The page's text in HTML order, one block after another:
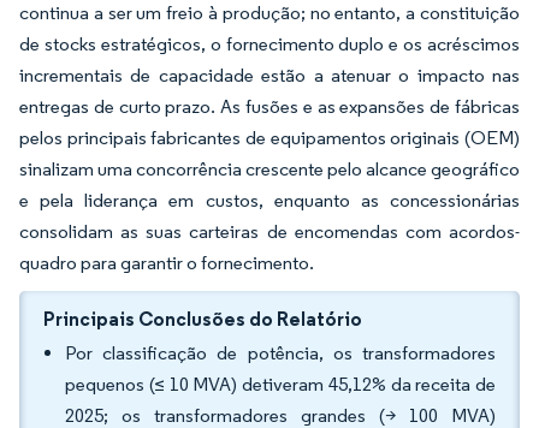
continua a ser um freio à produção; no entanto, a constituição
de stocks estratégicos, o fornecimento duplo e os acréscimos
incrementais de capacidade estão a atenuar o impacto nas
entregas de curto prazo. As fusões e as expansões de fábricas
pelos principais fabricantes de equipamentos originais (OEM)
sinalizam uma concorrência crescente pelo alcance geográfico
e pela liderança em custos, enquanto as concessionárias
consolidam as suas carteiras de encomendas com acordos-
quadro para garantir o fornecimento.
Principais Conclusões do Relatório
Por classificação de potência, os transformadores
pequenos (≤ 10 MVA) detiveram 45,12% da receita de
2025; os transformadores grandes (> 100 MVA)